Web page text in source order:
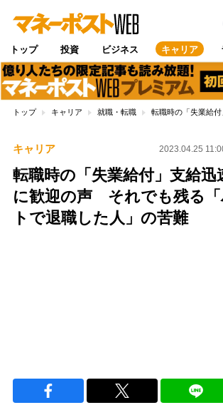
トップ 投資 ビジネス キャリア
トップ キャリア 就職・転職 転職時の「失業給
キャリア 2023.04.25
転職時の「失業給付」支給迅
に歓迎の声 それでも残る
トで退職した人」の苦難